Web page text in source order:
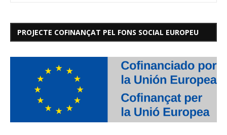
PROJECTE COFINANÇAT PEL FONS SOCIAL EUROPEU